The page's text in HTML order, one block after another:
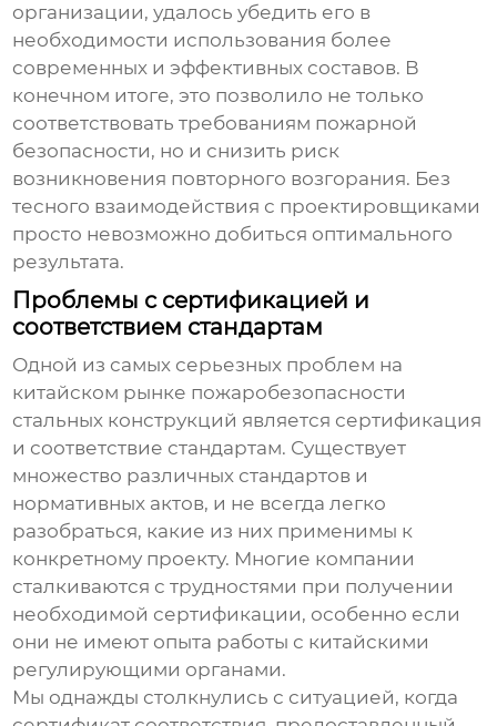
организации, удалось убедить его в
необходимости использования более
современных и эффективных составов. В
конечном итоге, это позволило не только
соответствовать требованиям пожарной
безопасности, но и снизить риск
возникновения повторного возгорания. Без
тесного взаимодействия с проектировщиками
просто невозможно добиться оптимального
результата.
Проблемы с сертификацией и
соответствием стандартам
Одной из самых серьезных проблем на
китайском рынке пожаробезопасности
стальных конструкций является сертификация
и соответствие стандартам. Существует
множество различных стандартов и
нормативных актов, и не всегда легко
разобраться, какие из них применимы к
конкретному проекту. Многие компании
сталкиваются с трудностями при получении
необходимой сертификации, особенно если
они не имеют опыта работы с китайскими
регулирующими органами.
Мы однажды столкнулись с ситуацией, когда